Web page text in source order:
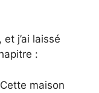
j’ai laissé
:
maison